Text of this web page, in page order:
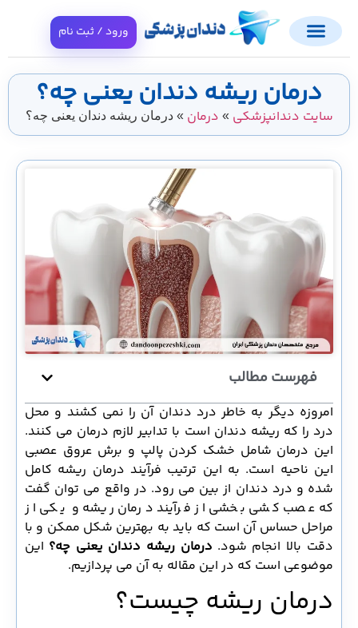
ورود / ثبت نام
درمان ریشه دندان یعنی چه؟
سایت دندانپزشکی»درمان»درمان ریشه دندان یعنی چه؟
فهرست مطالب
امروزه دیگر به خاطر درد دندان آن را نمی کشند و محل
درد را که ریشه دندان است با تدابیر لازم درمان می کنند.
این درمان شامل خشک کردن پالپ و برش عروق عصبی
این ناحیه است. به این ترتیب فرآیند درمان ریشه کامل
شده و درد دندان از بین می رود. در واقع می توان گفت
که عصب کشی بخشی از فرآیند درمان ریشه و یکی از
مراحل حساس آن است که باید به بهترین شکل ممکن و با
دقت بالا انجام شود.درمان ریشه دندان یعنی چه؟این
موضوعی است که در این مقاله به آن می پردازیم.
درمان ریشه چیست؟